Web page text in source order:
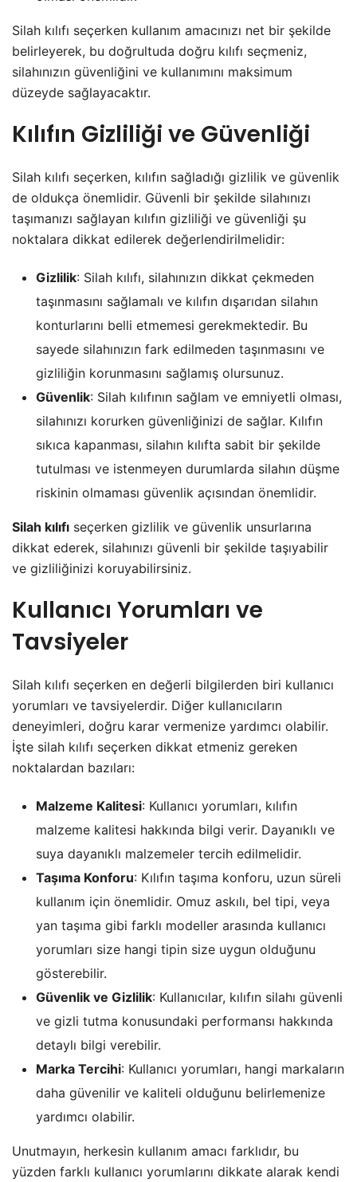
Silah kılıfı seçerken kullanım amacınızı net bir şekilde
belirleyerek, bu doğrultuda doğru kılıfı seçmeniz,
silahınızın güvenliğini ve kullanımını maksimum
düzeyde sağlayacaktır.
Kılıfın Gizliliği ve Güvenliği
Silah kılıfı seçerken, kılıfın sağladığı gizlilik ve güvenlik
de oldukça önemlidir. Güvenli bir şekilde silahınızı
taşımanızı sağlayan kılıfın gizliliği ve güvenliği şu
noktalara dikkat edilerek değerlendirilmelidir:
Gizlilik: Silah kılıfı, silahınızın dikkat çekmeden
taşınmasını sağlamalı ve kılıfın dışarıdan silahın
konturlarını belli etmemesi gerekmektedir. Bu
sayede silahınızın fark edilmeden taşınmasını ve
gizliliğin korunmasını sağlamış olursunuz.
Güvenlik: Silah kılıfının sağlam ve emniyetli olması,
silahınızı korurken güvenliğinizi de sağlar. Kılıfın
sıkıca kapanması, silahın kılıfta sabit bir şekilde
tutulması ve istenmeyen durumlarda silahın düşme
riskinin olmaması güvenlik açısından önemlidir.
Silah kılıfı seçerken gizlilik ve güvenlik unsurlarına
dikkat ederek, silahınızı güvenli bir şekilde taşıyabilir
ve gizliliğinizi koruyabilirsiniz.
Kullanıcı Yorumları ve
Tavsiyeler
Silah kılıfı seçerken en değerli bilgilerden biri kullanıcı
yorumları ve tavsiyelerdir. Diğer kullanıcıların
deneyimleri, doğru karar vermenize yardımcı olabilir.
İşte silah kılıfı seçerken dikkat etmeniz gereken
noktalardan bazıları:
Malzeme Kalitesi: Kullanıcı yorumları, kılıfın
malzeme kalitesi hakkında bilgi verir. Dayanıklı ve
suya dayanıklı malzemeler tercih edilmelidir.
Taşıma Konforu: Kılıfın taşıma konforu, uzun süreli
kullanım için önemlidir. Omuz askılı, bel tipi, veya
yan taşıma gibi farklı modeller arasında kullanıcı
yorumları size hangi tipin size uygun olduğunu
gösterebilir.
Güvenlik ve Gizlilik: Kullanıcılar, kılıfın silahı güvenli
ve gizli tutma konusundaki performansı hakkında
detaylı bilgi verebilir.
Marka Tercihi: Kullanıcı yorumları, hangi markaların
daha güvenilir ve kaliteli olduğunu belirlemenize
yardımcı olabilir.
Unutmayın, herkesin kullanım amacı farklıdır, bu
yüzden farklı kullanıcı yorumlarını dikkate alarak kendi